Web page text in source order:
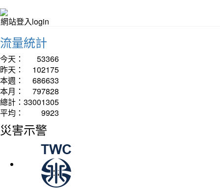
網站登入login
流量統計
今天：
53366
昨天：
102175
本週：
686633
本月：
797828
總計： 33001305
平均：
9923
災害示警